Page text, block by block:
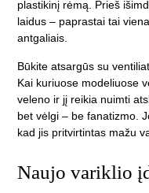
plastikinį rėmą. Prieš
laidus – paprastai tai
antgaliais.
Būkite atsargūs su
Kai kuriuose modeliuose
veleno ir jį reikia nuimti
bet vėlgi – be fanatizmo.
kad jis pritvirtintas mažu
Naujo variklio